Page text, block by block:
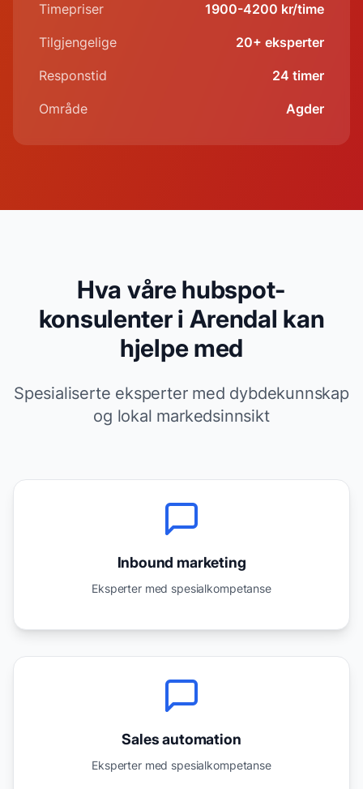
Timepriser 1900-4200 kr/time
Tilgjengelige 20+ eksperter
Responstid 24 timer
Område Agder
Hva våre hubspot-
konsulenter i Arendal kan
hjelpe med
Spesialiserte eksperter med dybdekunnskap
og lokal markedsinnsikt
Inbound marketing
Eksperter med spesialkompetanse
Sales automation
Eksperter med spesialkompetanse